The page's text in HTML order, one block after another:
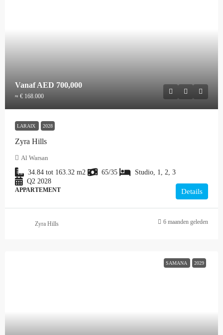
VanafAED 700,000
≈ € 168.000
LARAIX 2028
Zyra Hills
Al Warsan
34.84 tot 163.32 m2 65/35
Studio, 1, 2, 3
Q2 2028
APPARTEMENT Details
Zyra Hills 6 maanden geleden
SAMANA 2029